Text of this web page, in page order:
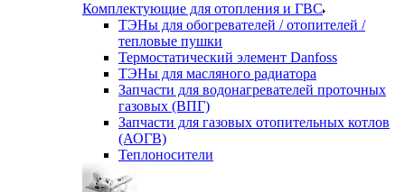
Комплектующие для отопления и ГВС
ТЭНы для обогревателей / отопителей /
тепловые пушки
Термостатический элемент Danfoss
ТЭНы для масляного радиатора
Запчасти для водонагревателей проточных
газовых (ВПГ)
Запчасти для газовых отопительных котлов
(АОГВ)
Теплоносители